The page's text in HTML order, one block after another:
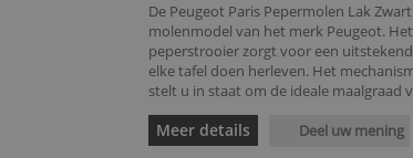
De Peugeot Paris Pepermolen Lak
molenmodel van het merk Peugeot.
peperstrooier zorgt voor een
elke tafel doen herleven. Het
stelt u in staat om de ideale maalgraad
Meer details Deel uw mening